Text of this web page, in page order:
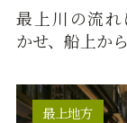
最上川の流れ
かせ、船上か
ン舟下り。
の中を…
最上地方